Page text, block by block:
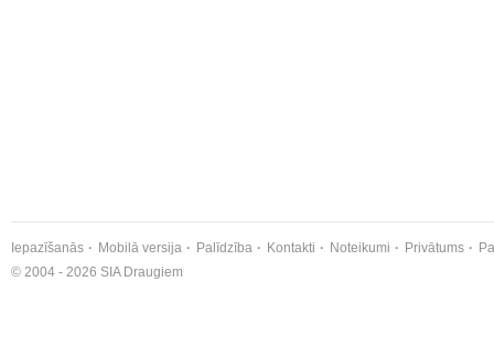
Iepazīšanās Mobilā versija Palīdzība Kontakti Noteikumi Privātums
© 2004 - 2026 SIA Draugiem